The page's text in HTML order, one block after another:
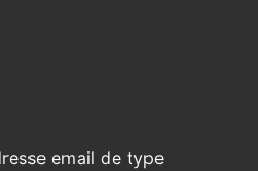
email de type